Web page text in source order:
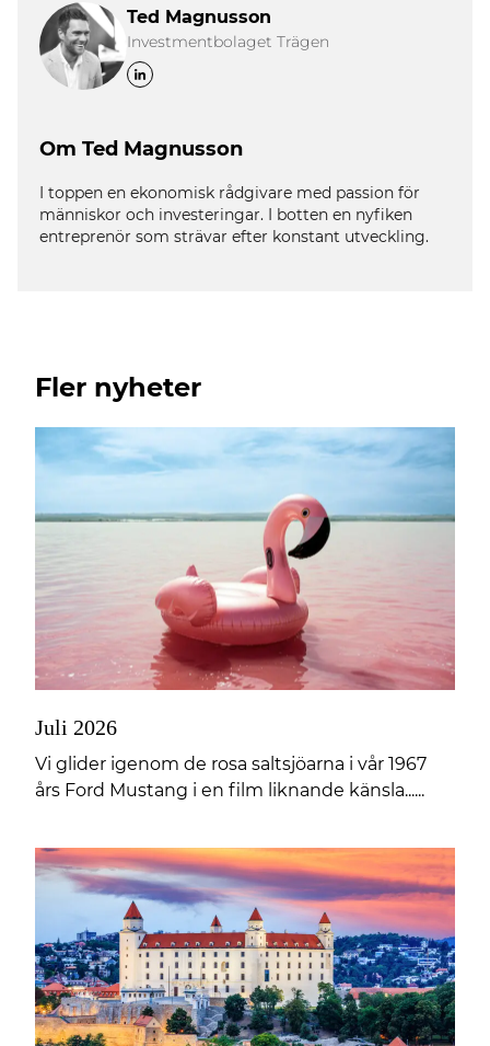
Ted Magnusson
Investmentbolaget Trägen
Om Ted Magnusson
I toppen en ekonomisk rådgivare med passion för
människor och investeringar. I botten en nyfiken
entreprenör som strävar efter konstant utveckling.
Fler nyheter
Juli 2026
Vi glider igenom de rosa saltsjöarna i vår 1967
års Ford Mustang i en film liknande känsla......